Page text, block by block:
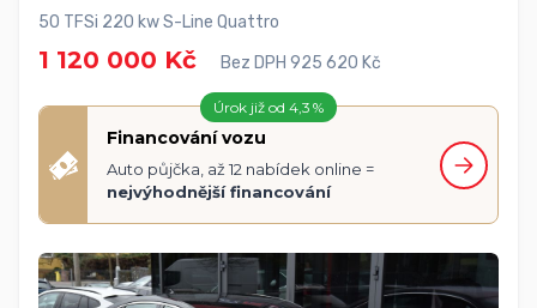
50 TFSi 220 kw S-Line Quattro
1 120 000 Kč Bez DPH 925 620 Kč
Úrok již od 4,3 %
Financování vozu
Auto půjčka, až 12 nabídek online =
nejvýhodnější financování